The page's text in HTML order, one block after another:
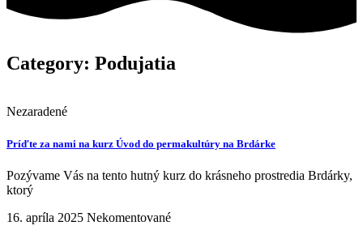
Category: Podujatia
Nezaradené
Príďte za nami na kurz Úvod do permakultúry na Brdárke
Pozývame Vás na tento hutný kurz do krásneho prostredia Brdárky,
ktorý
16. apríla 2025 Nekomentované